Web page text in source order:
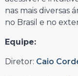
nas mais diversas
no Brasil e no
Equipe:
Diretor: Caio